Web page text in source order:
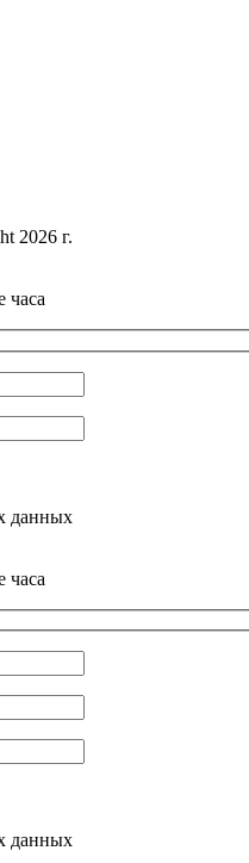
2026 г.
часа
данных
часа
данных